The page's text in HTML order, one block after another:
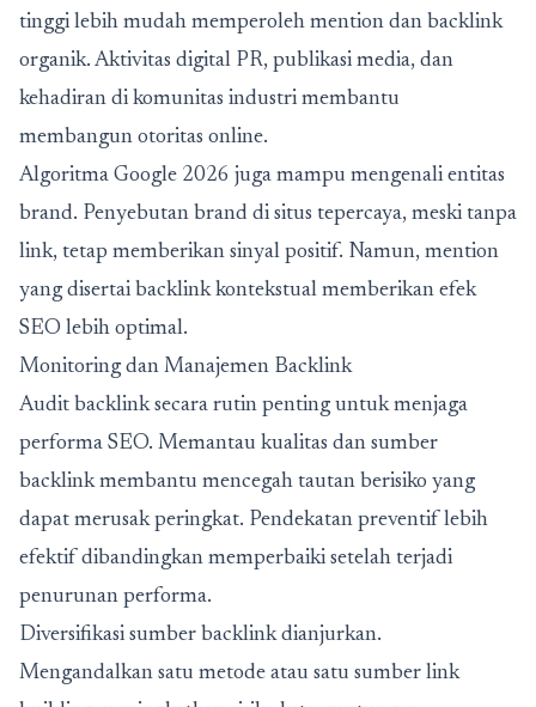
tinggi lebih mudah memperoleh mention dan backlink
organik. Aktivitas digital PR, publikasi media, dan
kehadiran di komunitas industri membantu
membangun otoritas online.
Algoritma Google 2026 juga mampu mengenali entitas
brand. Penyebutan brand di situs tepercaya, meski tanpa
link, tetap memberikan sinyal positif. Namun, mention
yang disertai backlink kontekstual memberikan efek
SEO lebih optimal.
Monitoring dan Manajemen Backlink
Audit backlink secara rutin penting untuk menjaga
performa SEO. Memantau kualitas dan sumber
backlink membantu mencegah tautan berisiko yang
dapat merusak peringkat. Pendekatan preventif lebih
efektif dibandingkan memperbaiki setelah terjadi
penurunan performa.
Diversifikasi sumber backlink dianjurkan.
Mengandalkan satu metode atau satu sumber link